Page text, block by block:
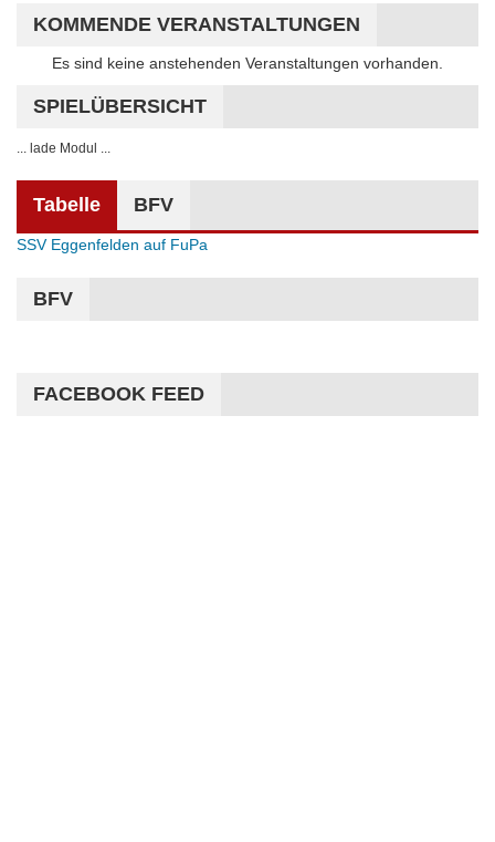
KOMMENDE VERANSTALTUNGEN
Hinweis
Es sind keine anstehenden Veranstaltungen vorhanden.
SPIELÜBERSICHT
... lade Modul ...
Tabelle BFV
SSV Eggenfelden auf FuPa
BFV
FACEBOOK FEED